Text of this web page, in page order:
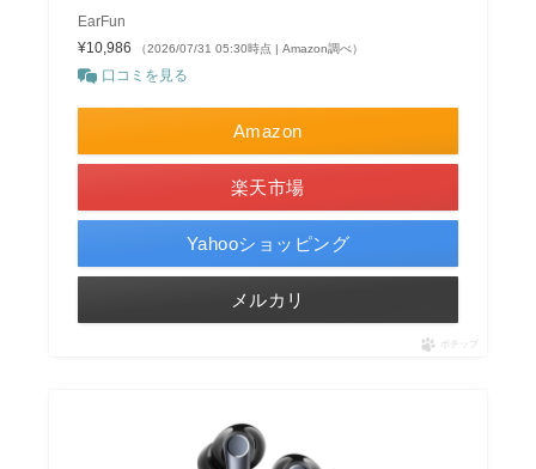
EarFun
¥10,986
（2026/07/31 05:30時点 | Amazon調べ）
口コミを見る
Amazon
楽天市場
Yahooショッピング
メルカリ
ポチップ